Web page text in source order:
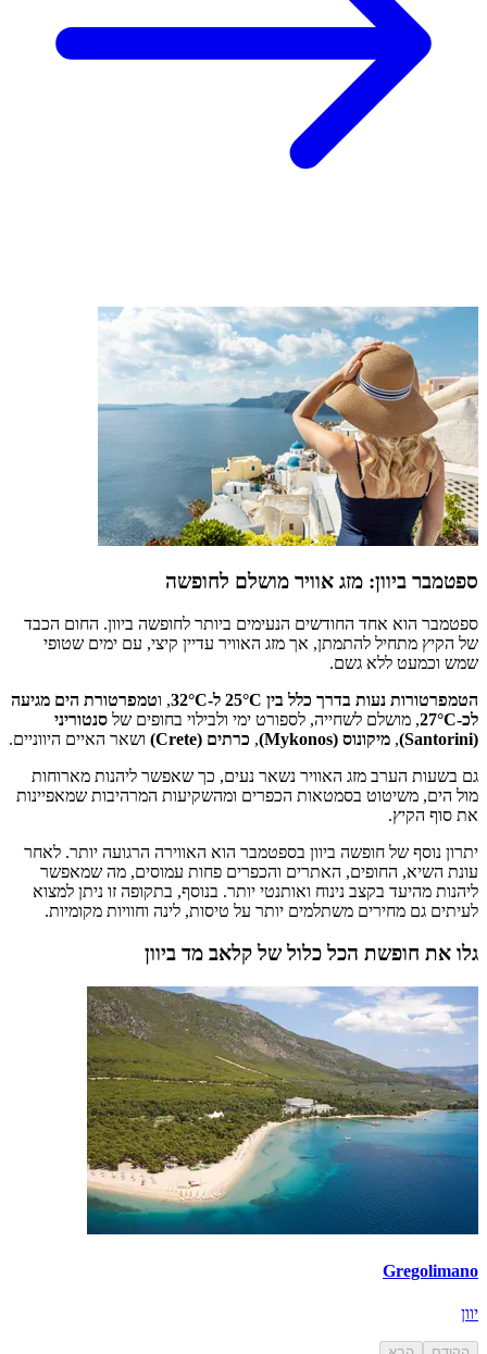
ספטמבר ביוון: מזג אוויר מושלם לחופשה
ספטמבר הוא אחד החודשים הנעימים ביותר לחופשה ביוון. החום הכבד
של הקיץ מתחיל להתמתן, אך מזג האוויר עדיין קיצי, עם ימים שטופי
שמש וכמעט ללא גשם.
הטמפרטורות נעות בדרך כלל בין 25°C ל-32°C
, וטמפרטורת הים מגיעה
לכ-27°C
, מושלם לשחייה, לספורט ימי ולבילוי בחופים של סנטוריני
(Santorini)
, מיקונוס (Mykonos) , כרתים (Crete)
ושאר האיים היווניים.
גם בשעות הערב מזג האוויר נשאר נעים, כך שאפשר ליהנות מארוחות
מול הים, משיטוט בסמטאות הכפרים ומהשקיעות המרהיבות שמאפיינות
את סוף הקיץ.
יתרון נוסף של חופשה ביוון בספטמבר הוא האווירה הרגועה יותר. לאחר
עונת השיא, החופים, האתרים והכפרים פחות עמוסים, מה שמאפשר
ליהנות מהיעד בקצב נינוח ואותנטי יותר. בנוסף, בתקופה זו ניתן למצוא
לעיתים גם מחירים משתלמים יותר על טיסות, לינה וחוויות מקומיות.
גלו את חופשת הכל כלול של קלאב מד ביוון
Gregolimano
יוון